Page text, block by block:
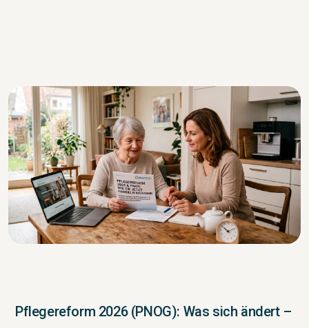
Pflegereform 2026 (PNOG): Was sich ändert –